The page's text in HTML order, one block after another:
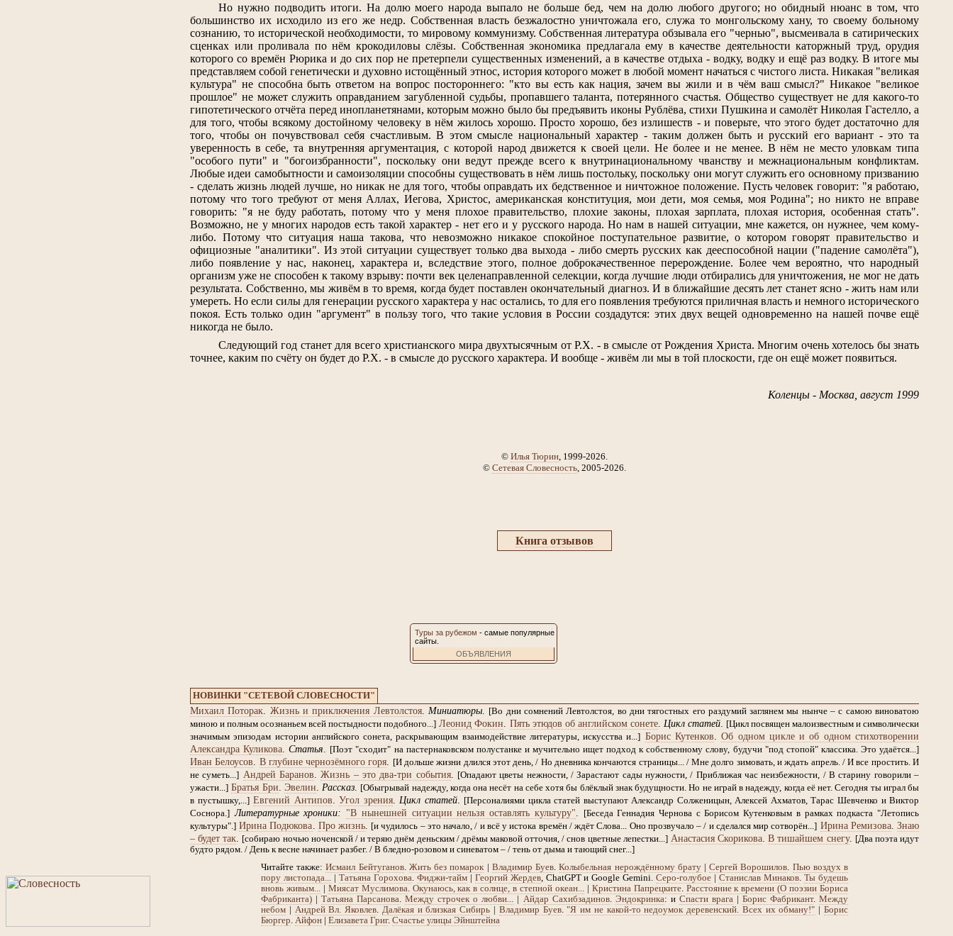
Но нужно подводить итоги. На долю моего народа выпало не больше бед, чем на долю любого другого; но обидный нюанс в том, что
большинство их исходило из его же недр. Собственная власть безжалостно уничтожала его, служа то монгольскому хану, то своему больному
сознанию, то исторической необходимости, то мировому коммунизму. Собственная литература обзывала его "чернью", высмеивала в сатирических
сценках или проливала по нём крокодиловы слёзы. Собственная экономика предлагала ему в качестве деятельности каторжный труд, орудия
которого со времён Рюрика и до сих пор не претерпели существенных изменений, а в качестве отдыха - водку, водку и ещё раз водку. В итоге мы
представляем собой генетически и духовно истощённый этнос, история которого может в любой момент начаться с чистого листа. Никакая "великая
культура" не способна быть ответом на вопрос постороннего: "кто вы есть как нация, зачем вы жили и в чём ваш смысл?" Никакое "великое
прошлое" не может служить оправданием загубленной судьбы, пропавшего таланта, потерянного счастья. Общество существует не для какого-то
гипотетического отчёта перед инопланетянами, которым можно было бы предъявить иконы Рублёва, стихи Пушкина и самолёт Николая Гастелло, а
для того, чтобы всякому достойному человеку в нём жилось хорошо. Просто хорошо, без излишеств - и поверьте, что этого будет достаточно для
того, чтобы он почувствовал себя счастливым. В этом смысле национальный характер - таким должен быть и русский его вариант - это та
уверенность в себе, та внутренняя аргументация, с которой народ движется к своей цели. Не более и не менее. В нём не место уловкам типа
"особого пути" и "богоизбранности", поскольку они ведут прежде всего к внутринациональному чванству и межнациональным конфликтам.
Любые идеи самобытности и самоизоляции способны существовать в нём лишь постольку, поскольку они могут служить его основному призванию
- сделать жизнь людей лучше, но никак не для того, чтобы оправдать их бедственное и ничтожное положение. Пусть человек говорит: "я работаю,
потому что того требуют от меня Аллах, Иегова, Христос, американская конституция, мои дети, моя семья, моя Родина"; но никто не вправе
говорить: "я не буду работать, потому что у меня плохое правительство, плохие законы, плохая зарплата, плохая история, особенная стать".
Возможно, не у многих народов есть такой характер - нет его и у русского народа. Но нам в нашей ситуации, мне кажется, он нужнее, чем кому-
либо. Потому что ситуация наша такова, что невозможно никакое спокойное поступательное развитие, о котором говорят правительство и
официозные "аналитики". Из этой ситуации существует только два выхода - либо смерть русских как дееспособной нации ("падение самолёта"),
либо появление у нас, наконец, характера и, вследствие этого, полное доброкачественное перерождение. Более чем вероятно, что народный
организм уже не способен к такому взрыву: почти век целенаправленной селекции, когда лучшие люди отбирались для уничтожения, не мог не дать
результата. Собственно, мы живём в то время, когда будет поставлен окончательный диагноз. И в ближайшие десять лет станет ясно - жить нам или
умереть. Но если силы для генерации русского характера у нас остались, то для его появления требуются приличная власть и немного исторического
покоя. Есть только один "аргумент" в пользу того, что такие условия в России создадутся: этих двух вещей одновременно на нашей почве ещё
никогда не было.
Следующий год станет для всего христианского мира двухтысячным от Р.Х. - в смысле от Рождения Христа. Многим очень хотелось бы знать
точнее, каким по счёту он будет до Р.Х. - в смысле до русского характера. И вообще - живём ли мы в той плоскости, где он ещё может появиться.
Коленцы - Москва, август 1999
© Илья Тюрин , 1999-2026.
© Сетевая Словесность , 2005-2026.
Книга отзывов
Туры за рубежом - cамые популярные
сайты.
ОБЪЯВЛЕНИЯ
НОВИНКИ "СЕТЕВОЙ СЛОВЕСНОСТИ"
Михаил Поторак Жизнь и приключения Левтолстоя. Миниатюры.
[Во дни сомнений Левтолстоя, во дни тягостных его раздумий заглянем мы нынче – с самою виноватою
миною и полным осознаньем всей постыдности подобного...] Леонид Фокин Пять этюдов об английском сонете. Цикл статей.
[Цикл посвящен малоизвестным и символически
значимым эпизодам истории английского сонета, раскрывающим взаимодействие литературы, искусства и...] Борис Кутенков .Об одном цикле и об одном стихотворении
Александра Куликова .Статья [Поэт "сходит" на пастернаковском полустанке и мучительно ищет подход к собственному слову, будучи "под стопой" классика. Это удаётся...]
Иван Белоусов В глубине чернозёмного горя
[И дольше жизни длился этот день, / Но дневника кончаются страницы... / Мне долго зимовать, и ждать апрель. / И все простить. И
не суметь...] Андрей Баранов .Жизнь – это два-три события.
[Опадают цветы нежности, / Зарастают сады нужности, / Приближая час неизбежности, / В старину говорили –
ужасти...] Братья Бри Эвелин Рассказ
[Обыгрывай надежду, когда она несёт на себе хотя бы блёклый знак будущности. Но не играй в надежду, когда её нет. Сегодня ты играл бы
в пустышку,...] Евгений Антипов .Угол зрения. Цикл статей.
[Персоналиями цикла статей выступают Александр Солженицын, Алексей Ахматов, Тарас Шевченко и Виктор
Соснора.] Литературные хроники: "В нынешней ситуации нельзя оставлять культуру"
[Беседа Геннадия Чернова с Борисом Кутенковым в рамках подкаста "Летопись
культуры".] Ирина Подюкова Про жизнь [и чудилось – это начало, / и всё у истока времён / ждёт Слова... Оно прозвучало – / и сделался мир сотворён...] Ирина Ремизова.Знаю
– будет так
[собираю ночью ноченской / и теряю днём деньским / дрёмы маковой отточия, / снов цветные лепестки...] Анастасия Скорикова .В тишайшем снегу. [Два поэта идут
будто рядом. / День к весне начинает разбег. / В бледно-розовом и синеватом – / тень от дыма и тающий снег...]
Читайте также:Исмаил Бейтуганов. Жить без помарок | Владимир Буев.Колыбельная нерождённому брату|Сергей Ворошилов. Пью воздух в
пору листопада...| Татьяна Горохова. Фиджи-тайм| Георгий Жердев, ChatGPT и Google Gemini.Серо-голубое |Станислав Минаков.Ты будешь
вновь живым...| Миясат Муслимова. Окунаюсь, как в солнце, в степной океан...| Кристина Папрецките. Расстояние к времени (О поэзии Бориса
Фабриканта) |Татьяна Парсанова.Между строчек о любви... | Айдар Сахибзадинов. Эндокринка: и Спасти врага| Борис Фабрикант.Между
небом | Андрей Вл. Яковлев. Далёкая и близкая Сибирь | Владимир Буев."Я им не какой-то недоумок деревенский. Всех их обману!" |Борис
Бюргер. Айфон | Елизавета Григ. Счастье улицы Эйнштейна